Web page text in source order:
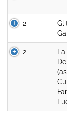
2
2